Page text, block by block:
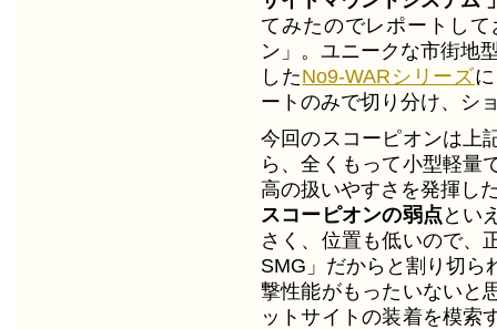
てみたのでレポートし
ン」。ユニークな市街地
したNo9-WARシリーズ
ートのみで切り分け、シ
今回のスコーピオンは上
ら、全くもって小型軽量
高の扱いやすさを発揮し
スコーピオンの弱点 とい
さく、位置も低いので、
SMG」だからと割り切ら
撃性能がもったいないと
ットサイトの装着を模索